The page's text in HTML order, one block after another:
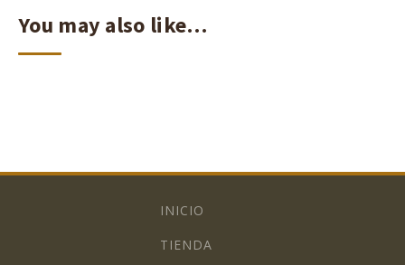
You may also like…
INICIO
TIENDA